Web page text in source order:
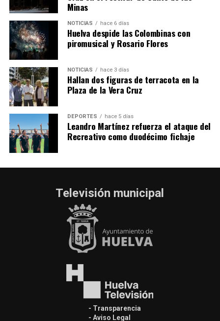
2026
hace 6 días· Huelvatv
Minas
NOTICIAS hace 6 días
Huelva despide las Colombinas con
piromusical y Rosario Flores
NOTICIAS hace 3 días
Hallan dos figuras de terracota en la
Plaza de la Vera Cruz
DEPORTES hace 5 días
Leandro Martínez refuerza el ataque del
Recreativo como duodécimo fichaje
Televisión municipal
- Transparencia
- Aviso Legal